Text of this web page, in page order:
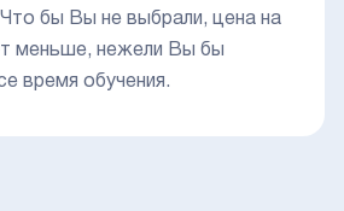
бы Вы не выбрали, цена на
меньше, нежели Вы бы
время обучения.